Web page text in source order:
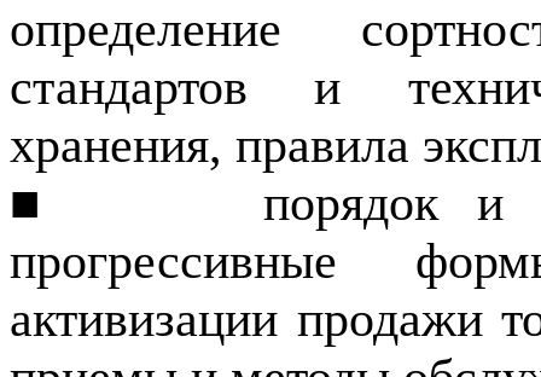
определение
стандартов и
хранения, правила
■
порядок и
прогрессивные
активизации продажи